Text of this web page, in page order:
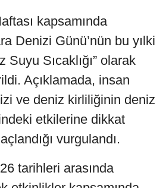
kapsamında
Denizi Günü’nün bu yılki
Suyu Sıcaklığı” olarak
Açıklamada, insan
ve deniz kirliliğinin deniz
etkilerine dikkat
vurgulandı.
tarihleri arasında